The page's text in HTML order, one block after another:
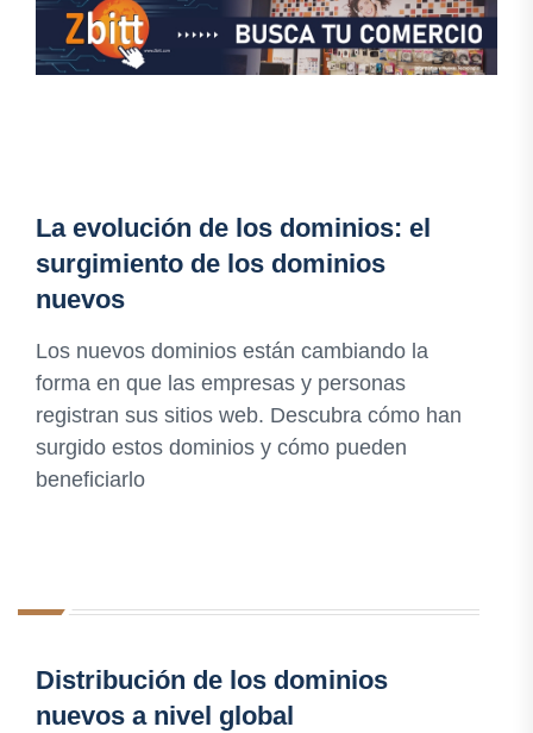
La evolución de los dominios: el
surgimiento de los dominios
nuevos
Los nuevos dominios están cambiando la
forma en que las empresas y personas
registran sus sitios web. Descubra cómo han
surgido estos dominios y cómo pueden
beneficiarlo
Distribución de los dominios
nuevos a nivel global